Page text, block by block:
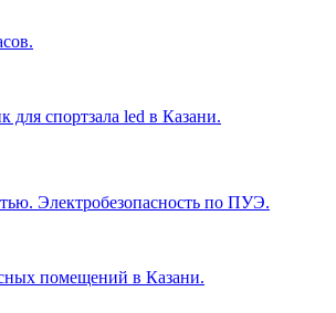
для спортзала led в Казани.
Электробезопасность по ПУЭ.
помещений в Казани.